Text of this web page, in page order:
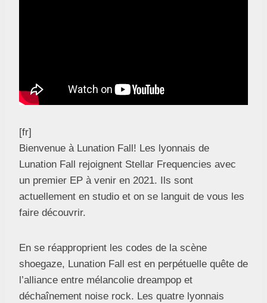
[fr]
Bienvenue à Lunation Fall! Les lyonnais de
Lunation Fall rejoignent Stellar Frequencies avec
un premier EP à venir en 2021. Ils sont
actuellement en studio et on se languit de vous les
faire découvrir.
En se réapproprient les codes de la scène
shoegaze, Lunation Fall est en perpétuelle quête de
l’alliance entre mélancolie dreampop et
déchaînement noise rock. Les quatre lyonnais